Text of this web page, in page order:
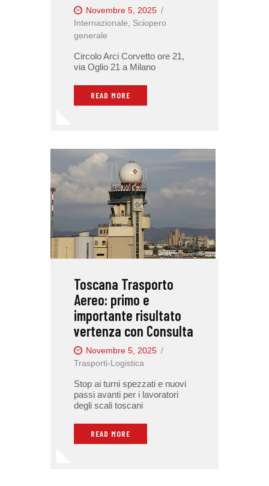
Novembre 5, 2025
Internazionale
Sciopero
generale
Circolo Arci Corvetto ore 21,
via Oglio 21 a Milano
READ MORE
Toscana Trasporto
Aereo: primo e
importante risultato
vertenza con Consulta
Novembre 5, 2025
Trasporti-Logistica
Stop ai turni spezzati e nuovi
passi avanti per i lavoratori
degli scali toscani
READ MORE